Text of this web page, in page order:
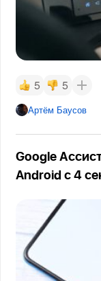
5 5
Артём Баусов
Google
Android с 4